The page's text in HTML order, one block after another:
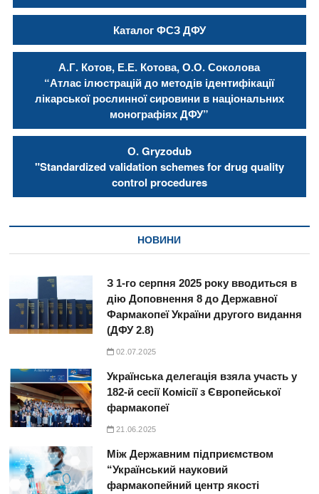
Каталог ФСЗ ДФУ
А.Г. Котов, Е.Е. Котова, О.О. Соколова
“Атлас ілюстрацій до методів ідентифікації
лікарської рослинної сировини в національних
монографіях ДФУ”
О. Gryzodub
"Standardized validation schemes for drug quality
control procedures
НОВИНИ
З 1-го серпня 2025 року вводиться в
дію Доповнення 8 до Державної
Фармакопеї України другого видання
(ДФУ 2.8)
02.07.2025
Українська делегація взяла участь у
182-й сесії Комісії з Європейської
фармакопеї
21.06.2025
Між Державним підприємством
“Український науковий
фармакопейний центр якості